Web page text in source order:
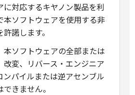
に対応するキヤノン製品を利
本ソフトウェアを使用する非
諾します。
本ソフトウェアの全部または
改変、リバース・エンジニア
ンパイルまたは逆アセンブル
きません。